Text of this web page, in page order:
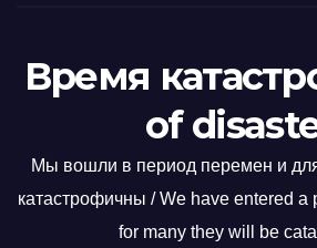
Время
of
Мы вошли в период перемен и
катастрофичны / We have entered a
for many they will be